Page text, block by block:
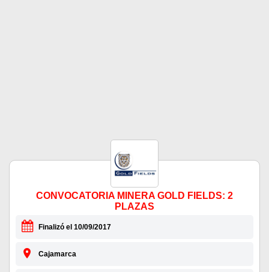
CONVOCATORIA MINERA GOLD FIELDS: 2
PLAZAS
Finalizó el 10/09/2017
Cajamarca